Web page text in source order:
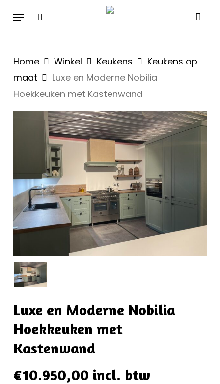
search
Menu
Home Winkel Keukens
Keukens op
maat
Luxe en Moderne Nobilia
Hoekkeuken met Kastenwand
Luxe en Moderne Nobilia
Hoekkeuken met
Kastenwand
€10.950,00 incl. btw